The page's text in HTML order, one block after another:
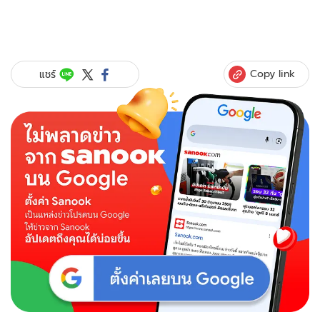
แชร์ Copy link